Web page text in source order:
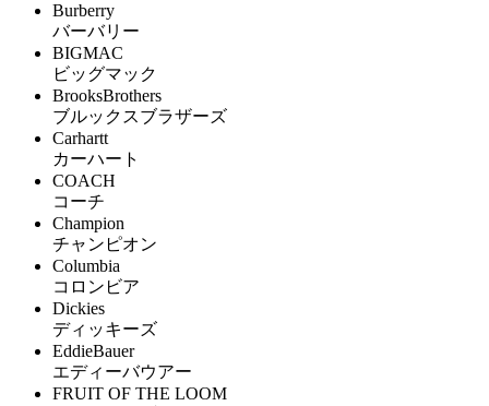
Burberry
バーバリー
BIGMAC
ビッグマック
BrooksBrothers
ブルックスブラザーズ
Carhartt
カーハート
COACH
コーチ
Champion
チャンピオン
Columbia
コロンビア
Dickies
ディッキーズ
EddieBauer
エディーバウアー
FRUIT OF THE LOOM